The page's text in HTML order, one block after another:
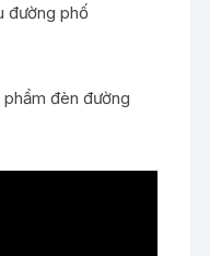
đường phố
đèn đường